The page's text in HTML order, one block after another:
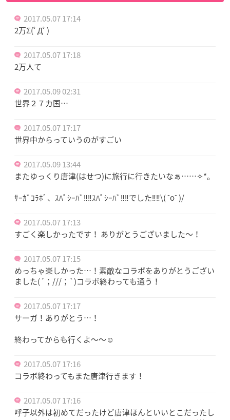
2017.05.07 17:14
2万Σ(ﾟДﾟ)
2017.05.07 17:18
2万人て
2017.05.09 02:31
世界２７カ国…
2017.05.07 17:17
世界中からっていうのがすごい
2017.05.09 13:44
またゆっくり唐津(はせつ)に旅行に行きたいなぁ……✧*｡
ｻｰｶﾞｺﾗﾎﾞ、ｽﾊﾟｼｰﾊﾞ‼‼ｽﾊﾟｼｰﾊﾞ‼‼でした‼‼\( ˆoˆ )/
2017.05.07 17:13
すごく楽しかったです！ ありがとうございました～！
2017.05.07 17:15
めっちゃ楽しかった…！素敵なコラボをありがとうござい
ました(´；///；`)コラボ終わっても通う！
2017.05.07 17:17
サーガ！ありがとう…！
終わってからも行くよ〜〜☺️
2017.05.07 17:16
コラボ終わってもまた唐津行きます！
2017.05.07 17:16
呼子以外は初めてだったけど唐津ほんといいとこだったし